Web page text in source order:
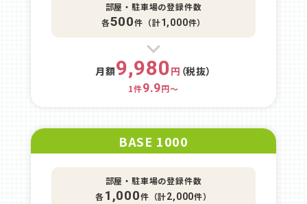
部屋・駐車場の登録件数
各500件（計1,000件）
月額9,980円 （税抜）
1件9.9円～
BASE 1000
部屋・駐車場の登録件数
各1,000件（計2,000件）